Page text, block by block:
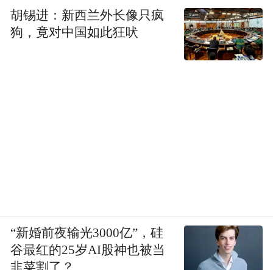
标，也是一个发展阶段，不可能一蹴而就。
工作中，不能急功近利，不能搞政绩工程、
形象工程，应当铺下身子、扎实苦干、持之
和产权制度改革、土地流转、社区建设和管
理，等等，各地都有探索和创新，但也引起
胡锡进：新西兰外长像只疯
狗，竟对中国如此狂吠
“新婚前夜输光3000亿”，硅
谷最红的25岁AI股神也被当
韭菜割了？